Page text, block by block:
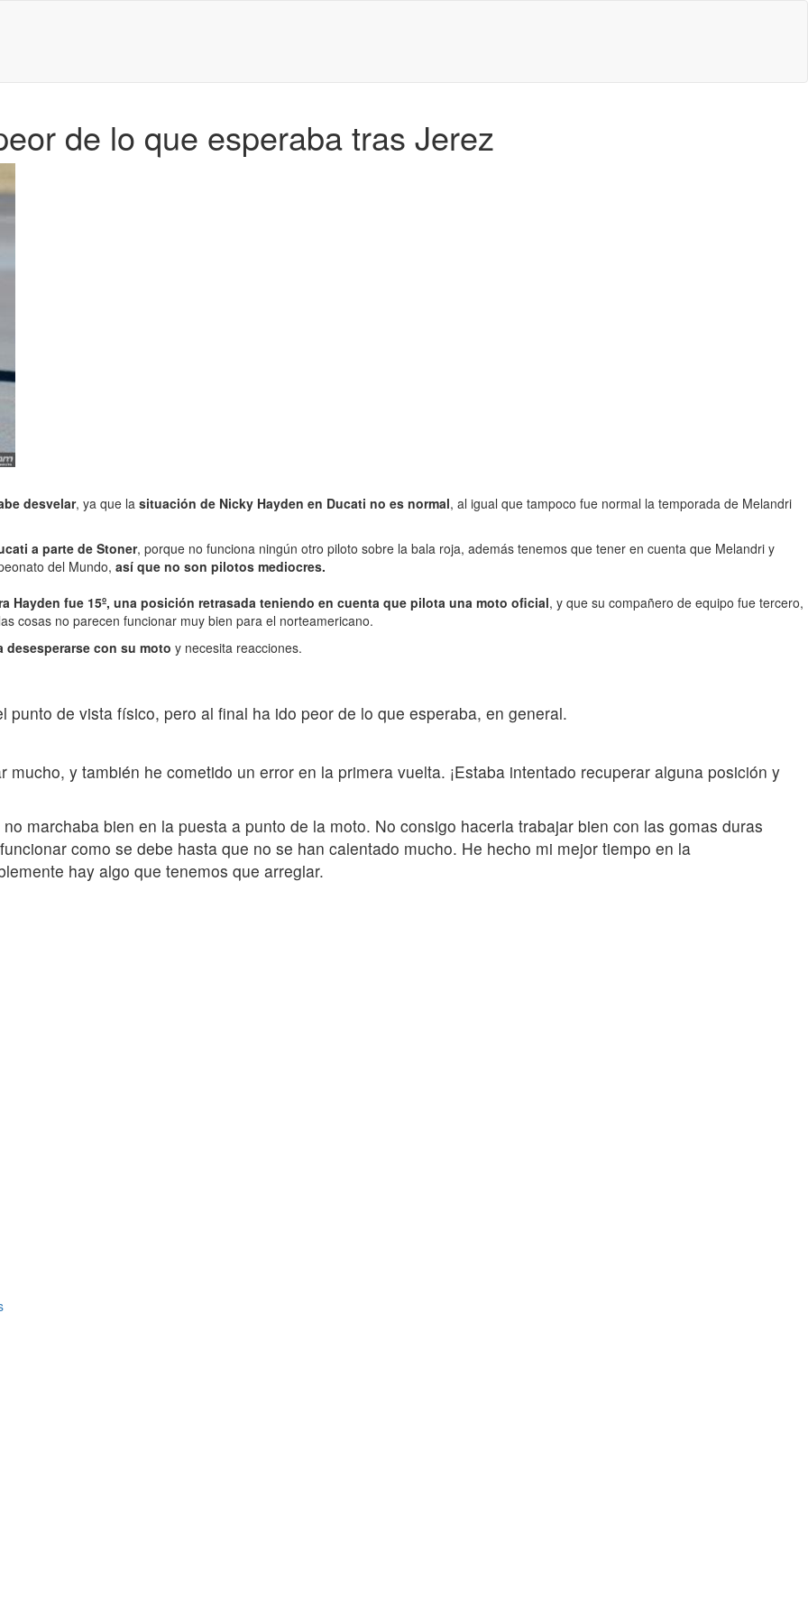
de lo que esperaba tras Jerez
desvelar, ya que la situación de Nicky Hayden en Ducati no es normal, al igual que tampoco fue normal la temporada de Melandri
a parte de Stoner, porque no funciona ningún otro piloto sobre la bala roja, además tenemos que tener en cuenta que Melandri y
del Mundo, así que no son pilotos mediocres.
Hayden fue 15º, una posición retrasada teniendo en cuenta que pilota una moto oficial, y que su compañero de equipo fue tercero,
cosas no parecen funcionar muy bien para el norteamericano.
desesperarse con su moto y necesita reacciones.
de vista físico, pero al final ha ido peor de lo que esperaba, en general.
y también he cometido un error en la primera vuelta. ¡Estaba intentado recuperar alguna posición y
marchaba bien en la puesta a punto de la moto. No consigo hacerla trabajar bien con las gomas duras
como se debe hasta que no se han calentado mucho. He hecho mi mejor tiempo en la
hay algo que tenemos que arreglar.